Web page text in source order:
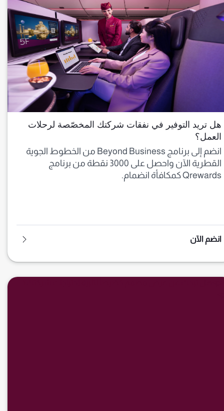
هل تريد التوفير في نفقات شركتك المخصّصة لرحلات
العمل؟
انضم إلى برنامج Beyond Business من الخطوط الجوية
القطرية الآن واحصل على 3000 نقطة من برنامج
Qrewards كمكافأة انضمام.
انضم الآن